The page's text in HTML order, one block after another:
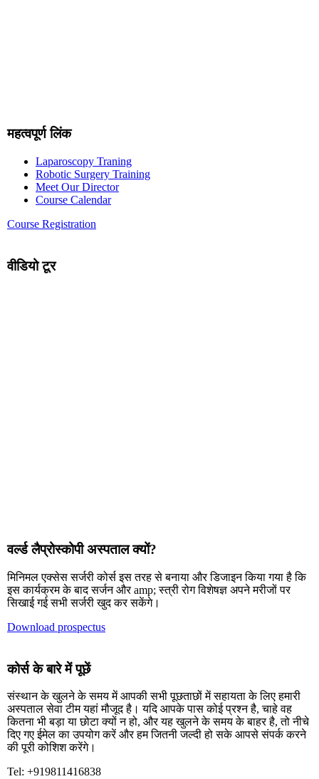
महत्वपूर्ण लिंक
Laparoscopy Traning
Robotic Surgery Training
Meet Our Director
Course Calendar
Course Registration
वीडियो टूर
वर्ल्ड लैप्रोस्कोपी अस्पताल क्यों?
मिनिमल एक्सेस सर्जरी कोर्स इस तरह से बनाया और डिजाइन किया गया है कि
इस कार्यक्रम के बाद सर्जन और amp; स्त्री रोग विशेषज्ञ अपने मरीजों पर
सिखाई गई सभी सर्जरी खुद कर सकेंगे।
Download prospectus
कोर्स के बारे में पूछें
संस्थान के खुलने के समय में आपकी सभी पूछताछों में सहायता के लिए हमारी
अस्पताल सेवा टीम यहां मौजूद है। यदि आपके पास कोई प्रश्न है, चाहे वह
कितना भी बड़ा या छोटा क्यों न हो, और यह खुलने के समय के बाहर है, तो नीचे
दिए गए ईमेल का उपयोग करें और हम जितनी जल्दी हो सके आपसे संपर्क करने
की पूरी कोशिश करेंगे।
Tel: +919811416838